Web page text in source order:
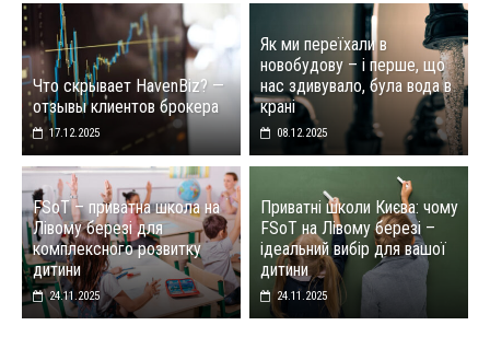
всеукраїнське
інтернет-
видання
на
економічну
тематику
Что скрывает HavenBiz? —
отзывы клиентов брокера
17.12.2025
Як ми переїхали в
новобудову – і перше, що
нас здивувало, була вода в
крані
08.12.2025
FSoT – приватна школа на
Лівому березі для
комплексного розвитку
дитини
24.11.2025
Приватні школи Києва: чому
FSoT на Лівому березі –
ідеальний вибір для вашої
дитини
24.11.2025